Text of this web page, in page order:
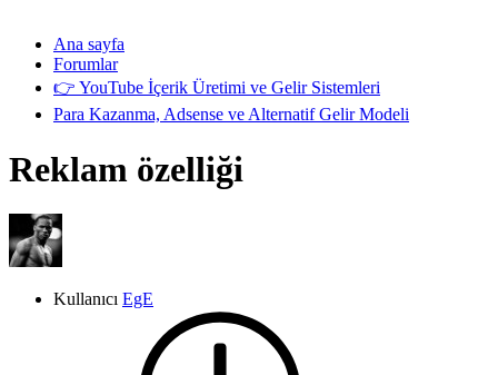
Ana sayfa
Forumlar
👉 YouTube İçerik Üretimi ve Gelir Sistemleri
Para Kazanma, Adsense ve Alternatif Gelir Modeli
Reklam özelliği
Kullanıcı EgE